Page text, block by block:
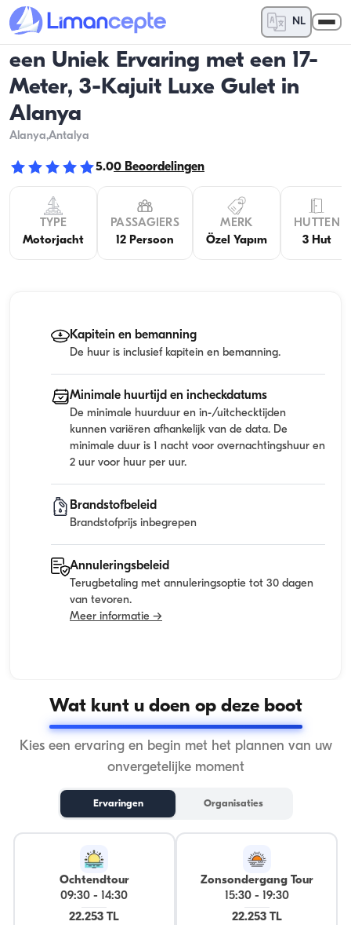
NL
een Uniek Ervaring met een 17-
Meter, 3-Kajuit Luxe Gulet in
Alanya
Alanya,Antalya
5.00 Beoordelingen
TYPE
Motorjacht
PASSAGIERS
12 Persoon
MERK
Özel Yapım
HUTTEN
3 Hut
Kapitein en bemanning
De huur is inclusief kapitein en bemanning.
Minimale huurtijd en incheckdatums
De minimale huurduur en in-/uitchecktijden
kunnen variëren afhankelijk van de data. De
minimale duur is 1 nacht voor overnachtingshuur en
2 uur voor huur per uur.
Brandstofbeleid
Brandstofprijs inbegrepen
Annuleringsbeleid
Terugbetaling met annuleringsoptie tot 30 dagen
van tevoren.
Meer informatie →
Wat kunt u doen op deze boot
Kies een ervaring en begin met het plannen van uw
onvergetelijke moment
Ervaringen Organisaties
Ochtendtour
09:30 -
14:30
22.253 TL
Zonsondergang Tour
15:30-
19:30
22.253 TL